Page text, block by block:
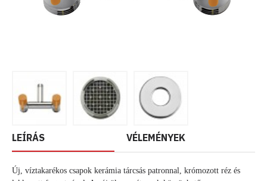
LEÍRÁS VÉLEMÉNYEK
Új, víztakarékos csapok kerámia tárcsás patronnal, krómozott réz és